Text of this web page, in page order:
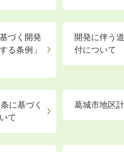
づく開発
る条例」
開発に伴う
付について
に基づく
て
葛城市地区